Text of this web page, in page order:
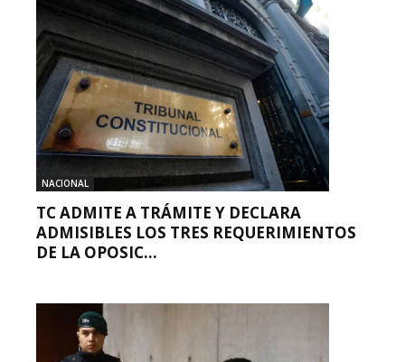
NACIONAL
TC ADMITE A TRÁMITE Y DECLARA
ADMISIBLES LOS TRES REQUERIMIENTOS
DE LA OPOSIC...